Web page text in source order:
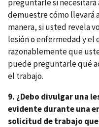
preguntarle si
demuestre cómo llevará
manera, si usted revela
lesión o enfermedad y el
razonablemente que
puede preguntarle qué
el trabajo.
9. ¿Debo divulgar una
evidente durante una
solicitud de trabajo